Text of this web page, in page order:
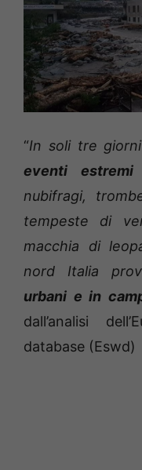
“In soli tre
eventi
nubifragi,
tempeste di
macchia di
nord Italia
urbani e in
dall’analisi
database (Eswd)